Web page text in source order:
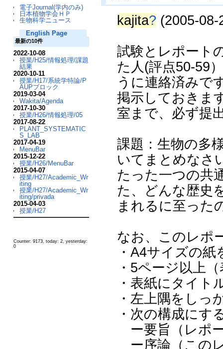
電子Journal(学内のみ)
日本植物学会ＨＰ
生物科学ニュース
English Page
最新の10件
2022-10-08
授業/H25/情報処理/課題
結果
2020-10-11
授業/H17/系統学特論/P
AUPブロック
2019-03-04
Wakita/Agenda
2017-10-30
授業/H26/情報処理/05
2017-08-22
PLANT_SYSTEMATIC
S_LAB
2017-04-19
MenuBar
2015-12-22
授業/H26/MenuBar
2015-04-07
授業/H27/Academic_Wr
iting
授業/H27/Academic_Wr
iting/privada
2015-04-03
授業/H27
Counter: 9173, today: 2, yesterday:
0
kajita? (2005-
試験とレポート
た人(評点50-59
うに連絡済みで
掲示しておきま
室まで、必ず提
課題：生物の多
いてまとめなさ
たった一つの共
た、どんな歴史
まれるに至った
なお、このレポ
・A4サイズの紙
・5ページ以上
・表紙にタイト
・左上隅をしっ
・次の構成にす
ー要旨（レポ
ー序論（この